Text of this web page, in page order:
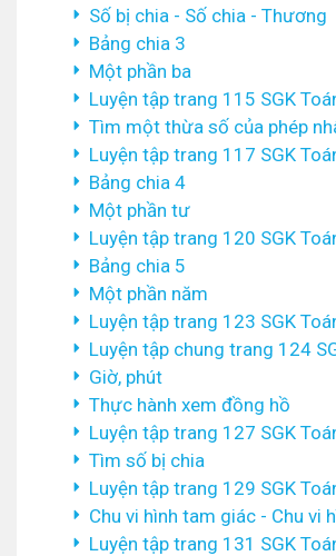
Số bị chia - Số chia - Thương
Bảng chia 3
Một phần ba
Luyện tập trang 115 SGK
Tìm một thừa số của phép
Luyện tập trang 117 SGK
Bảng chia 4
Một phần tư
Luyện tập trang 120 SGK
Bảng chia 5
Một phần năm
Luyện tập trang 123 SGK
Luyện tập chung trang 124
Giờ, phút
Thực hành xem đồng hồ
Luyện tập trang 127 SGK
Tìm số bị chia
Luyện tập trang 129 SGK
Chu vi hình tam giác - Chu vi
Luyện tập trang 131 SGK